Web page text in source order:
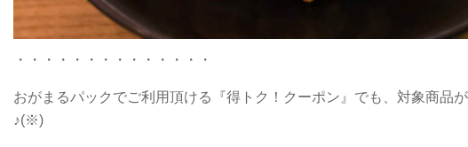
・・・・・・・・・・・・・・
おがまるパックでご利用頂ける『得トク！クーポン』でも、対象商品
♪(※)